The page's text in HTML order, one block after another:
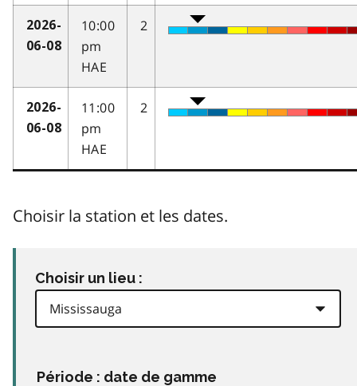
2026-
06-08
10:00
pm
HAE
2
2026-
06-08
11:00
pm
HAE
2
Choisir la station et les dates.
Choisir un lieu :
Période : date de gamme